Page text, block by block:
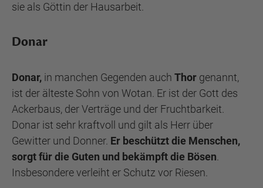
sie als Göttin der Hausarbeit.
Donar
Donar, in manchen Gegenden auch Thor genannt,
ist der älteste Sohn von Wotan. Er ist der Gott des
Ackerbaus, der Verträge und der Fruchtbarkeit.
Donar ist sehr kraftvoll und gilt als Herr über
Gewitter und Donner. Er beschützt die Menschen,
sorgt für die Guten und bekämpft die Bösen
Insbesondere verleiht er Schutz vor Riesen.